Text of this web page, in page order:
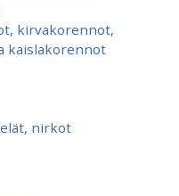
kirvakorennot,
kaislakorennot
nirkot